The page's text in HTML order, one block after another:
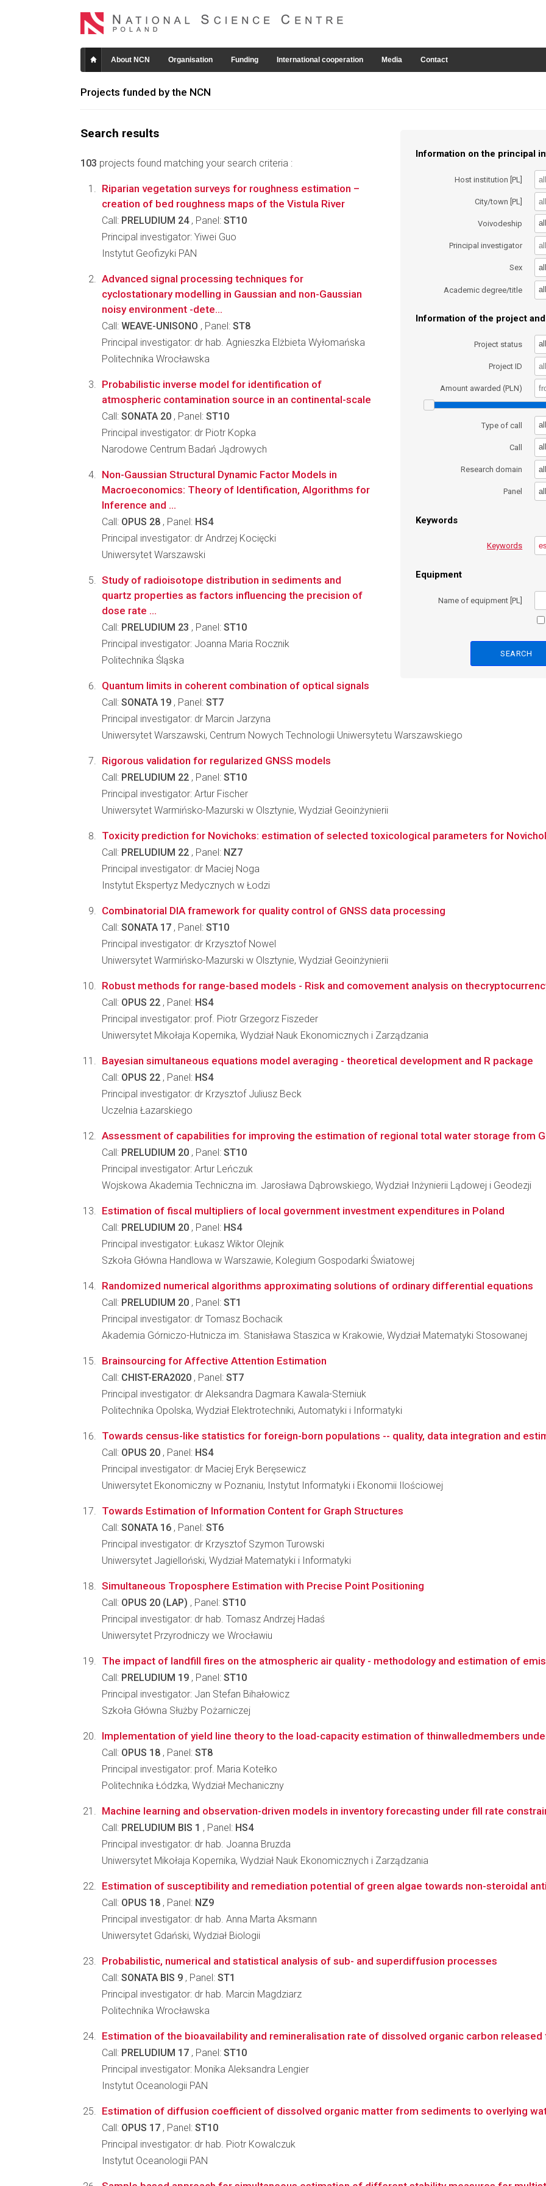
About NCN Organisation Funding International cooperation Media Contact
Projects funded by the NCN
Search results
103 projects found matching your search criteria :
Information on the principal
Host institution [PL]
City/town [PL]
Voivodeship all
Principal investigator
Sex all
Academic degree/title all
Information of the project
Project status all
Project ID
Amount awarded (PLN)
Type of call all
Call all
Research domain all
Panel all
Keywords
Keywords
Equipment
Name of equipment [PL]
Riparian vegetation surveys for roughness estimation –
creation of bed roughness maps of the Vistula River
Call: PRELUDIUM 24, Panel: ST10
Principal investigator: Yiwei Guo
Instytut Geofizyki PAN
Advanced signal processing techniques for
cyclostationary modelling in Gaussian and non-Gaussian
noisy environment -dete...
Call: WEAVE-UNISONO , Panel: ST8
Principal investigator: dr hab. Agnieszka Elżbieta Wyłomańska
Politechnika Wrocławska
Probabilistic inverse model for identification of
atmospheric contamination source in an continental-scale
Call: SONATA 20 , Panel: ST10
Principal investigator: dr Piotr Kopka
Narodowe Centrum Badań Jądrowych
Non-Gaussian Structural Dynamic Factor Models in
Macroeconomics: Theory of Identification, Algorithms for
Inference and ...
Call: OPUS 28 , Panel: HS4
Principal investigator: dr Andrzej Kocięcki
Uniwersytet Warszawski
Study of radioisotope distribution in sediments and
quartz properties as factors influencing the precision of
dose rate ...
Call: PRELUDIUM 23 , Panel: ST10
Principal investigator: Joanna Maria Rocznik
Politechnika Śląska
Quantum limits in coherent combination of optical signals
Call: SONATA 19 , Panel: ST7
Principal investigator: dr Marcin Jarzyna
Uniwersytet Warszawski, Centrum Nowych Technologii Uniwersytetu Warszawskiego
Rigorous validation for regularized GNSS models
Call: PRELUDIUM 22 , Panel: ST10
Principal investigator: Artur Fischer
Uniwersytet Warmińsko-Mazurski w Olsztynie, Wydział Geoinżynierii
Toxicity prediction for Novichoks: estimation of selected toxicological parameters for
Call: PRELUDIUM 22 , Panel: NZ7
Principal investigator: dr Maciej Noga
Instytut Ekspertyz Medycznych w Łodzi
Combinatorial DIA framework for quality control of GNSS data processing
Call: SONATA 17 , Panel: ST10
Principal investigator: dr Krzysztof Nowel
Uniwersytet Warmińsko-Mazurski w Olsztynie, Wydział Geoinżynierii
Robust methods for range-based models - Risk and comovement analysis on
Call: OPUS 22 , Panel: HS4
Principal investigator: prof. Piotr Grzegorz Fiszeder
Uniwersytet Mikołaja Kopernika, Wydział Nauk Ekonomicznych i Zarządzania
Bayesian simultaneous equations model averaging - theoretical development and R package
Call: OPUS 22 , Panel: HS4
Principal investigator: dr Krzysztof Juliusz Beck
Uczelnia Łazarskiego
Assessment of capabilities for improving the estimation of regional total water storage from
Call: PRELUDIUM 20 , Panel: ST10
Principal investigator: Artur Leńczuk
Wojskowa Akademia Techniczna im. Jarosława Dąbrowskiego, Wydział Inżynierii Lądowej i Geodezji
Estimation of fiscal multipliers of local government investment expenditures in Poland
Call: PRELUDIUM 20 , Panel: HS4
Principal investigator: Łukasz Wiktor Olejnik
Szkoła Główna Handlowa w Warszawie, Kolegium Gospodarki Światowej
Randomized numerical algorithms approximating solutions of ordinary differential equations
Call: PRELUDIUM 20 , Panel: ST1
Principal investigator: dr Tomasz Bochacik
Akademia Górniczo-Hutnicza im. Stanisława Staszica w Krakowie, Wydział Matematyki Stosowanej
Brainsourcing for Affective Attention Estimation
Call: CHIST-ERA2020 , Panel: ST7
Principal investigator: dr Aleksandra Dagmara Kawala-Sterniuk
Politechnika Opolska, Wydział Elektrotechniki, Automatyki i Informatyki
Towards census-like statistics for foreign-born populations -- quality, data integration and
Call: OPUS 20 , Panel: HS4
Principal investigator: dr Maciej Eryk Beręsewicz
Uniwersytet Ekonomiczny w Poznaniu, Instytut Informatyki i Ekonomii Ilościowej
Towards Estimation of Information Content for Graph Structures
Call: SONATA 16 , Panel: ST6
Principal investigator: dr Krzysztof Szymon Turowski
Uniwersytet Jagielloński, Wydział Matematyki i Informatyki
Simultaneous Troposphere Estimation with Precise Point Positioning
Call: OPUS 20 (LAP) , Panel: ST10
Principal investigator: dr hab. Tomasz Andrzej Hadaś
Uniwersytet Przyrodniczy we Wrocławiu
The impact of landfill fires on the atmospheric air quality - methodology and estimation of
Call: PRELUDIUM 19 , Panel: ST10
Principal investigator: Jan Stefan Bihałowicz
Szkoła Główna Służby Pożarniczej
Implementation of yield line theory to the load-capacity estimation of thinwalledmembers
Call: OPUS 18 , Panel: ST8
Principal investigator: prof. Maria Kotełko
Politechnika Łódzka, Wydział Mechaniczny
Machine learning and observation-driven models in inventory forecasting under fill rate
Call: PRELUDIUM BIS 1 , Panel: HS4
Principal investigator: dr hab. Joanna Bruzda
Uniwersytet Mikołaja Kopernika, Wydział Nauk Ekonomicznych i Zarządzania
Estimation of susceptibility and remediation potential of green algae towards non-steroidal
Call: OPUS 18 , Panel: NZ9
Principal investigator: dr hab. Anna Marta Aksmann
Uniwersytet Gdański, Wydział Biologii
Probabilistic, numerical and statistical analysis of sub- and superdiffusion processes
Call: SONATA BIS 9 , Panel: ST1
Principal investigator: dr hab. Marcin Magdziarz
Politechnika Wrocławska
Estimation of the bioavailability and remineralisation rate of dissolved organic carbon released
Call: PRELUDIUM 17 , Panel: ST10
Principal investigator: Monika Aleksandra Lengier
Instytut Oceanologii PAN
Estimation of diffusion coefficient of dissolved organic matter from sediments to overlying
Call: OPUS 17 , Panel: ST10
Principal investigator: dr hab. Piotr Kowalczuk
Instytut Oceanologii PAN